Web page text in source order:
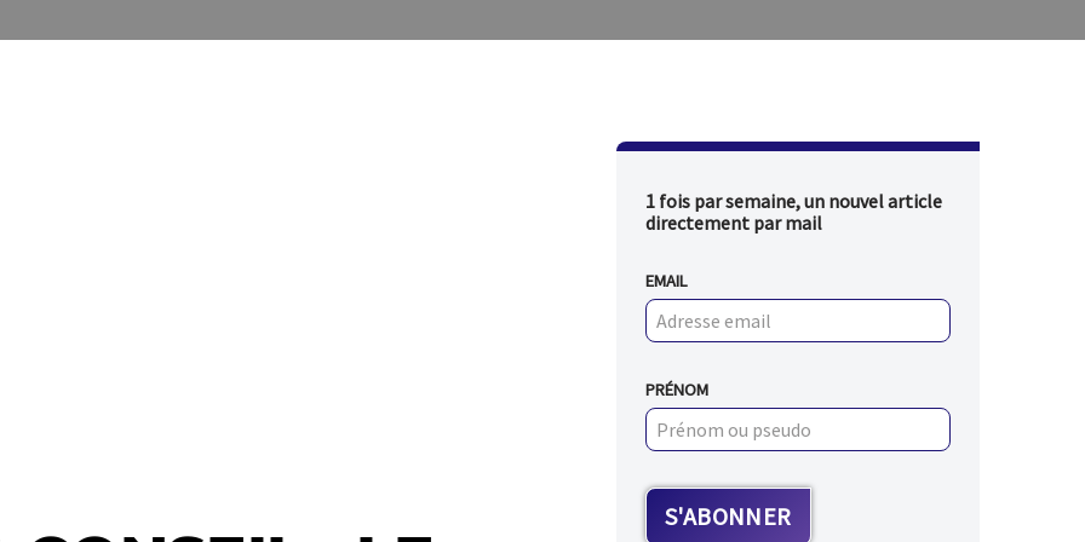
1 fois par semaine, un nouvel article
directement par mail
EMAIL
PRÉNOM